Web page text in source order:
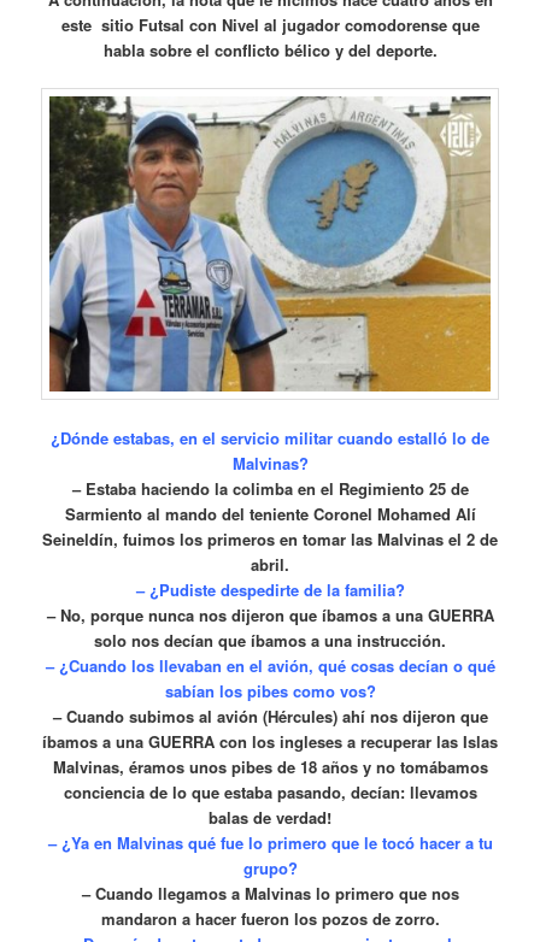
este sitio Futsal con Nivel al jugador comodorense que
habla sobre el conflicto bélico y del deporte.
¿Dónde estabas, en el servicio militar cuando estalló lo de
Malvinas?
– Estaba haciendo la colimba en el Regimiento 25 de
Sarmiento al mando del teniente Coronel Mohamed Alí
Seineldín, fuimos los primeros en tomar las Malvinas el 2 de
abril.
– ¿Pudiste despedirte de la familia?
– No, porque nunca nos dijeron que íbamos a una GUERRA
solo nos decían que íbamos a una instrucción.
– ¿Cuando los llevaban en el avión, qué cosas decían o qué
sabían los pibes como vos?
– Cuando subimos al avión (Hércules) ahí nos dijeron que
íbamos a una GUERRA con los ingleses a recuperar las Islas
Malvinas, éramos unos pibes de 18 años y no tomábamos
conciencia de lo que estaba pasando, decían: llevamos
balas de verdad!
– ¿Ya en Malvinas qué fue lo primero que le tocó hacer a tu
grupo?
– Cuando llegamos a Malvinas lo primero que nos
mandaron a hacer fueron los pozos de zorro.